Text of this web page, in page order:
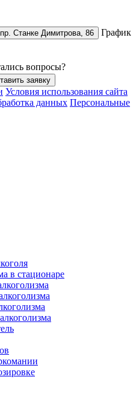
пр. Станке Димитрова, 86
График
вопросы?
заявку
Условия использования сайта
данных Персональные
в стационаре